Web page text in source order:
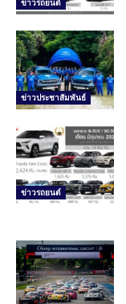
ข่าวรถยนต์
ข่าวประชาสัมพันธ์
ข่าวรถยนต์